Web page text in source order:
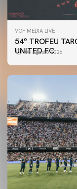
VCF MEDIA LIVE
54º TROFEU
UNITED FC
08 agosto 2026